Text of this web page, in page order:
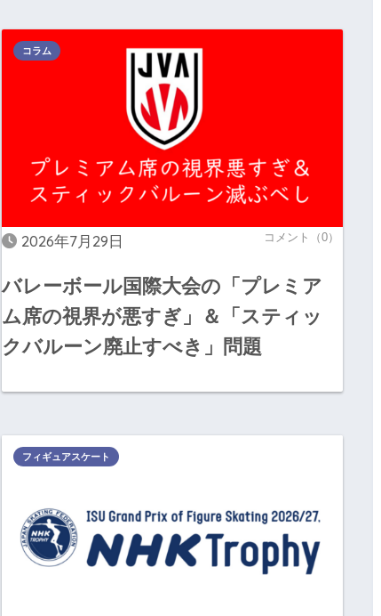
2026年7月29日 コメント（0）
バレーボール国際大会の「プレミア
ム席の視界が悪すぎ」＆「スティッ
クバルーン廃止すべき」問題
コラム
フィギュアスケート